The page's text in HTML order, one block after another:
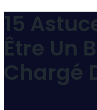
15
Être Un
Chargé